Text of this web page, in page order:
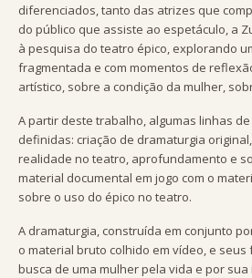
diferenciados, tanto das atrizes que
do público que assiste ao espetáculo, a
à pesquisa do teatro épico, explorando
fragmentada e com momentos de
artístico, sobre a condição da mulher,
A partir deste trabalho, algumas linhas
definidas: criação de dramaturgia
realidade no teatro, aprofundamento e
material documental em jogo com o
sobre o uso do épico no teatro.
A dramaturgia, construída em conjunto
o material bruto colhido em vídeo, e
busca de uma mulher pela vida e por